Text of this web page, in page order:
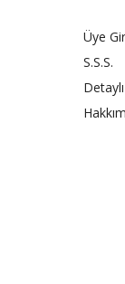
Üye
S.S.S.